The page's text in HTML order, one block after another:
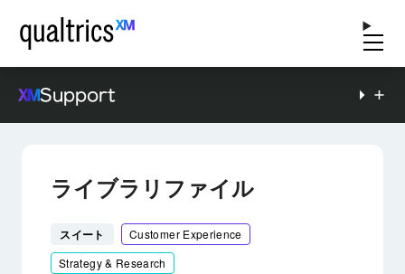
Support
ライブラリファイル
スイート
Customer Experience
Strategy & Research